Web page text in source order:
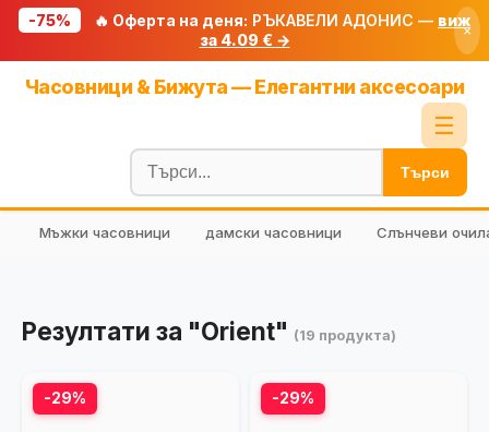
-75% 🔥 Оферта на деня: РЪКАВЕЛИ АДОНИС — виж
за 4.09 € →
×
Часовници & Бижута — Елегантни аксесоари
☰
Блог
🧮 Калкулатори
🔍 Намери продукт
🎟️ Купони
Търси
Мъжки часовници дамски часовници Слънчеви
Резултати за "Orient" (19 продукта)
-29% -29%